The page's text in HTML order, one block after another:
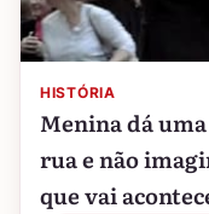
HISTÓRIA
Menina dá
rua e não
que vai